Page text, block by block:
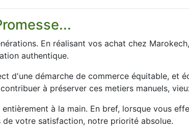
En réalisant vos achat chez
authentique.
d'une démarche de commerce équitable, et
à préserver ces metiers manuels,
à la main. En bref, lorsque vous
votre satisfaction, notre priorité absolue.